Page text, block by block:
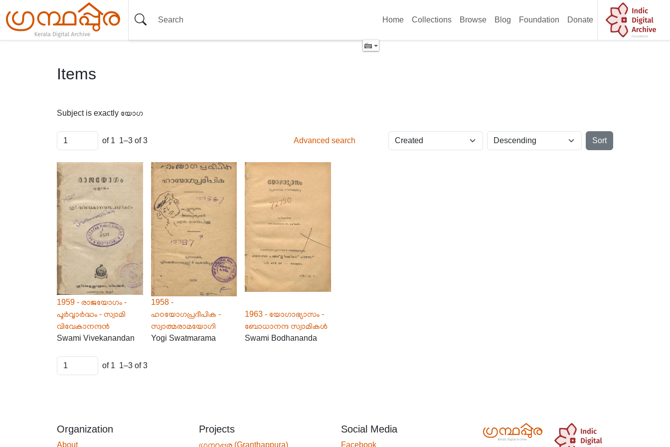
Home Collections Browse Blog Foundation Donate
Items
Subject is exactly യോഗ
of 1 1–3 of 3 Advanced search Sort
1959 - രാജയോഗം -
പൂർവ്വാർദ്ധം - സ്വാമി
വിവേകാനന്ദൻ
Swami Vivekanandan
1958 -
ഹഠയോഗപ്രദീപിക -
സ്വാത്മരാമയോഗി
Yogi Swatmarama
1963 - യോഗാഭ്യാസം -
ബോധാനന്ദ സ്വാമികൾ
Swami Bodhananda
of 1 1–3 of 3
Organization
About
Projects
ഗ്രന്ഥപ്പുര (Granthappura)
Social Media
Facebook